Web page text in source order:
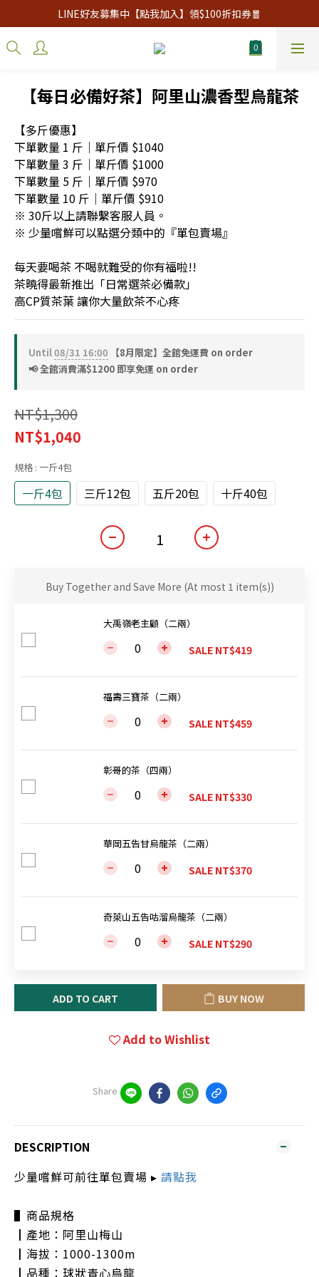
LINE好友募集中【點我加入】領$100折扣券🧧
【每日必備好茶】阿里山濃香型烏龍茶
【多斤優惠】
下單數量 1 斤｜單斤價 $1040
下單數量 3 斤｜單斤價 $1000
下單數量 5 斤｜單斤價 $970
下單數量 10 斤｜單斤價 $910
※ 30斤以上請聯繫客服人員。
※ 少量嚐鮮可以點選分類中的『單包賣場』
每天要喝茶 不喝就難受的你有福啦!!
茶曉得最新推出「日常選茶必備款」
高CP質茶葉 讓你大量飲茶不心疼
Until08/31 16:00 【8月限定】全館免運費 on order
📢 全館消費滿$1200 即享免運 on order
NT$1,300
NT$1,040
規格 : 一斤4包
一斤4包 三斤12包 五斤20包 十斤40包
Buy Together and Save More (At most 1 item(s))
大禹嶺老主顧（二兩）
SALE NT$419
福壽三寶茶（二兩）
SALE NT$459
彰哥的茶（四兩）
SALE NT$330
華岡五告甘烏龍茶（二兩）
SALE NT$370
奇萊山五告咕溜烏龍茶（二兩）
SALE NT$290
ADD TO CART BUY NOW
Add to Wishlist
Share
DESCRIPTION
少量嚐鮮可前往單包賣場 ▸ 請點我
▌商品規格
┃產地：阿里山梅山
┃海拔：1000-1300m
┃品種：球狀青心烏龍